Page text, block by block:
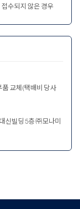
수되지 않은 경우
품 교체(택배비 당사
신빌딩 5층 ㈜모나미